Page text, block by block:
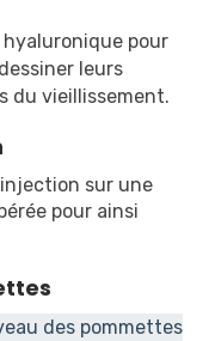
pour
leurs
du vieillissement.
sur une
pour ainsi
des pommettes